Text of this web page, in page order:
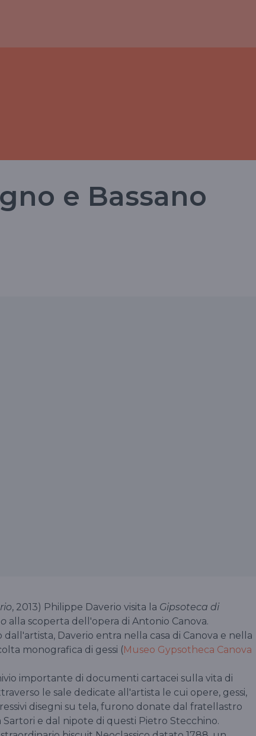
e Bassano
, 2013) Philippe Daverio visita la Gipsoteca di
alla scoperta dell'opera di Antonio Canova.
Daverio entra nella casa di Canova e nella
monografica di gessi (Museo Gypsotheca Canova
importante di documenti cartacei sulla vita di
le sale dedicate all'artista le cui opere, gessi,
disegni su tela, furono donate dal fratellastro
e dal nipote di questi Pietro Stecchino.